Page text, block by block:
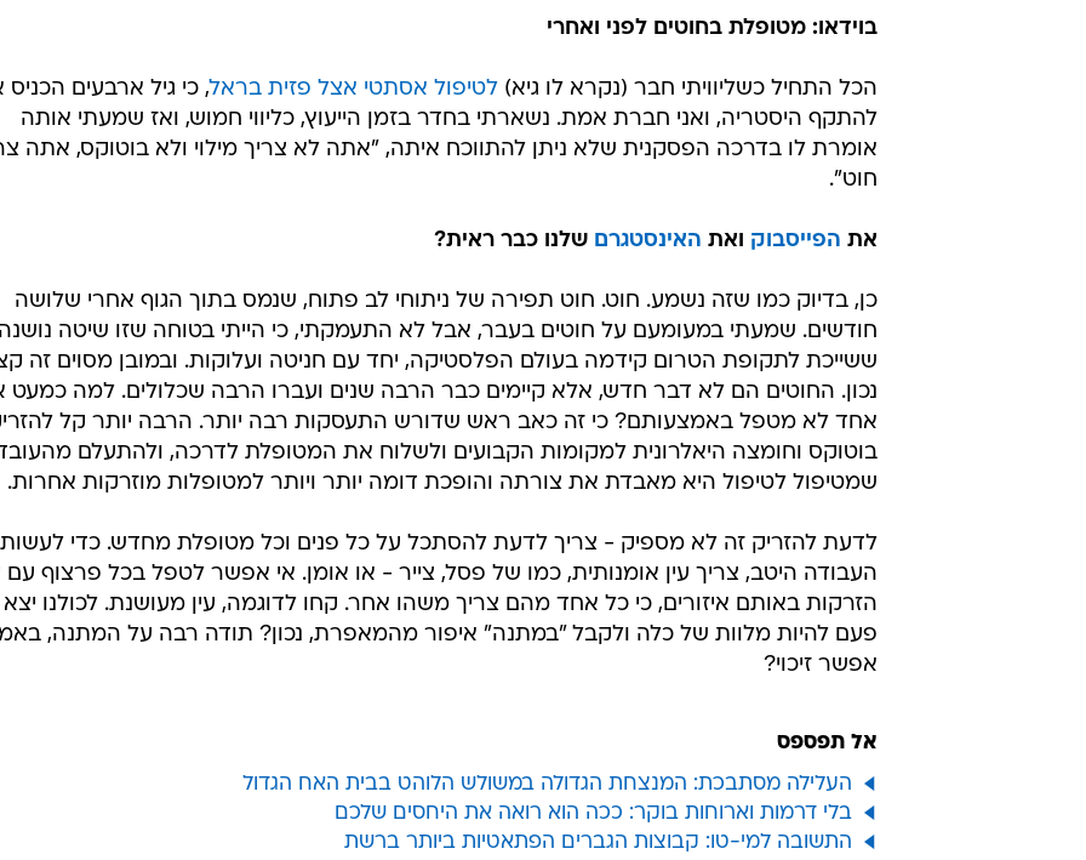
בוידאו: מטופלת בחוטים לפני ואחרי
הכל התחיל כשליוויתי חבר (נקרא לו גיא) לטיפול אסתטי אצל פזית בראל, כי גיל ארבעים הכניס
להתקף היסטריה, ואני חברת אמת. נשארתי בחדר בזמן הייעוץ, כליווי חמוש, ואז שמעתי אותה
אומרת לו בדרכה הפסקנית שלא ניתן להתווכח איתה, "אתה לא צריך מילוי ולא בוטוקס, אתה
חוט".
את הפייסבוק ואת האינסטגרם שלנו כבר ראית?
כן, בדיוק כמו שזה נשמע. חוט. חוט תפירה של ניתוחי לב פתוח, שנמס בתוך הגוף אחרי שלושה
חודשים. שמעתי במעומעם על חוטים בעבר, אבל לא התעמקתי, כי הייתי בטוחה שזו שיטה נושנה
ששייכת לתקופת הטרום קידמה בעולם הפלסטיקה, יחד עם חניטה ועלוקות. ובמובן מסוים זה
נכון. החוטים הם לא דבר חדש, אלא קיימים כבר הרבה שנים ועברו הרבה שכלולים. למה כמעט
אחד לא מטפל באמצעותם? כי זה כאב ראש שדורש התעסקות רבה יותר. הרבה יותר קל
בוטוקס וחומצה היאלרונית למקומות הקבועים ולשלוח את המטופלת לדרכה, ולהתעלם
שמטיפול לטיפול היא מאבדת את צורתה והופכת דומה יותר ויותר למטופלות מוזרקות אחרות.
לדעת להזריק זה לא מספיק - צריך לדעת להסתכל על כל פנים וכל מטופלת מחדש. כדי
העבודה היטב, צריך עין אומנותית, כמו של פסל, צייר - או אומן. אי אפשר לטפל בכל פרצוף עם
הזרקות באותם איזורים, כי כל אחד מהם צריך משהו אחר. קחו לדוגמה, עין מעושנת. לכולנו יצא
פעם להיות מלוות של כלה ולקבל "במתנה" איפור מהמאפרת, נכון? תודה רבה על המתנה,
אפשר זיכוי?
אל תפספס
העלילה מסתבכת: המנצחת הגדולה במשולש הלוהט בבית האח הגדול
בלי דרמות וארוחות בוקר: ככה הוא רואה את היחסים שלכם
התשובה למי-טו: קבוצות הגברים הפתאטיות ביותר ברשת